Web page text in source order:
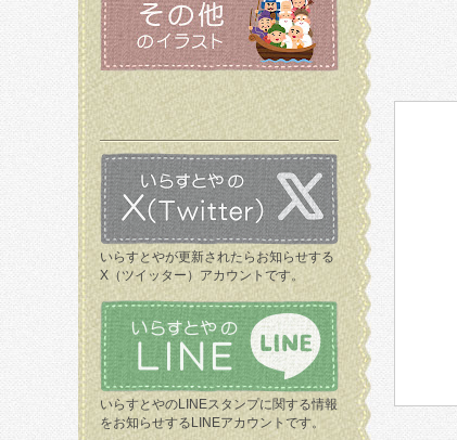
いらすとやが更新されたらお知らせする
X（ツイッター）アカウントです。
いらすとやのLINEスタンプに関する情報
をお知らせするLINEアカウントです。